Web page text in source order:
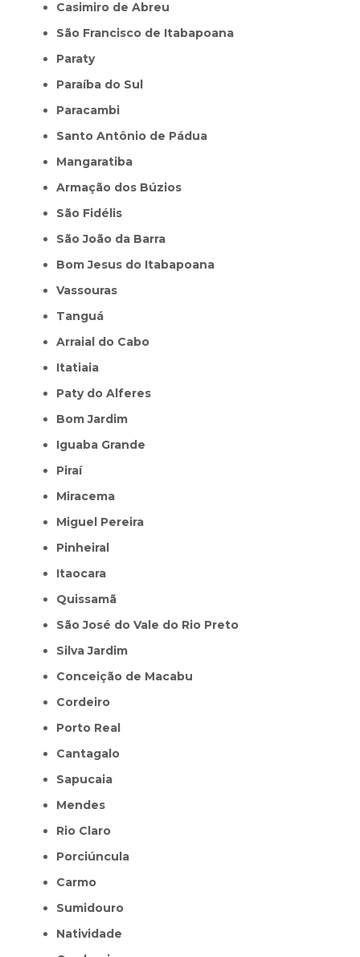
Casimiro de Abreu
São Francisco de Itabapoana
Paraty
Paraíba do Sul
Paracambi
Santo Antônio de Pádua
Mangaratiba
Armação dos Búzios
São Fidélis
São João da Barra
Bom Jesus do Itabapoana
Vassouras
Tanguá
Arraial do Cabo
Itatiaia
Paty do Alferes
Bom Jardim
Iguaba Grande
Piraí
Miracema
Miguel Pereira
Pinheiral
Itaocara
Quissamã
São José do Vale do Rio Preto
Silva Jardim
Conceição de Macabu
Cordeiro
Porto Real
Cantagalo
Sapucaia
Mendes
Rio Claro
Porciúncula
Carmo
Sumidouro
Natividade